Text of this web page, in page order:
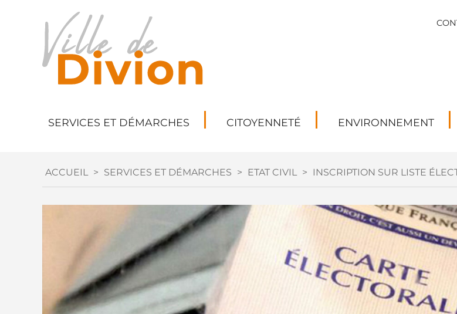
SERVICES ET DÉMARCHES CITOYENNETÉ ENVIRONNEMENT
ACCUEIL > SERVICES ET DÉMARCHES > ETAT CIVIL > INSCRIPTION SUR LISTE